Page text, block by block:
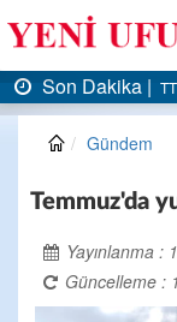
Faturası 5 milyar liraya
Son
Gündem
Temmuz'da
Yayınlanma :
Güncelleme :